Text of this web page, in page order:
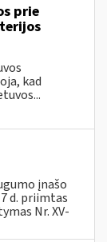
prie
kad
įnašo
d. priimtas
Nr. XV-